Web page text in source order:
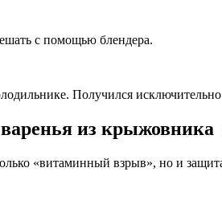
с помощью блендера.
Получился
из
«витаминный взрыв», но и